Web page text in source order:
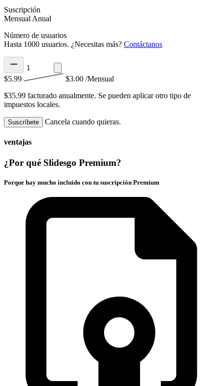
Suscripción
Mensual Anual
Número de usuarios
Hasta 1000 usuarios. ¿Necesitas más? Contáctanos
$5.99 $3.00 /Mensual
$35.99 facturado anualmente. Se pueden aplicar otro tipo de
impuestos locales.
Suscríbete Cancela cuando quieras.
ventajas
¿Por qué Slidesgo Premium?
Porque hay mucho incluido con tu suscripción Premium